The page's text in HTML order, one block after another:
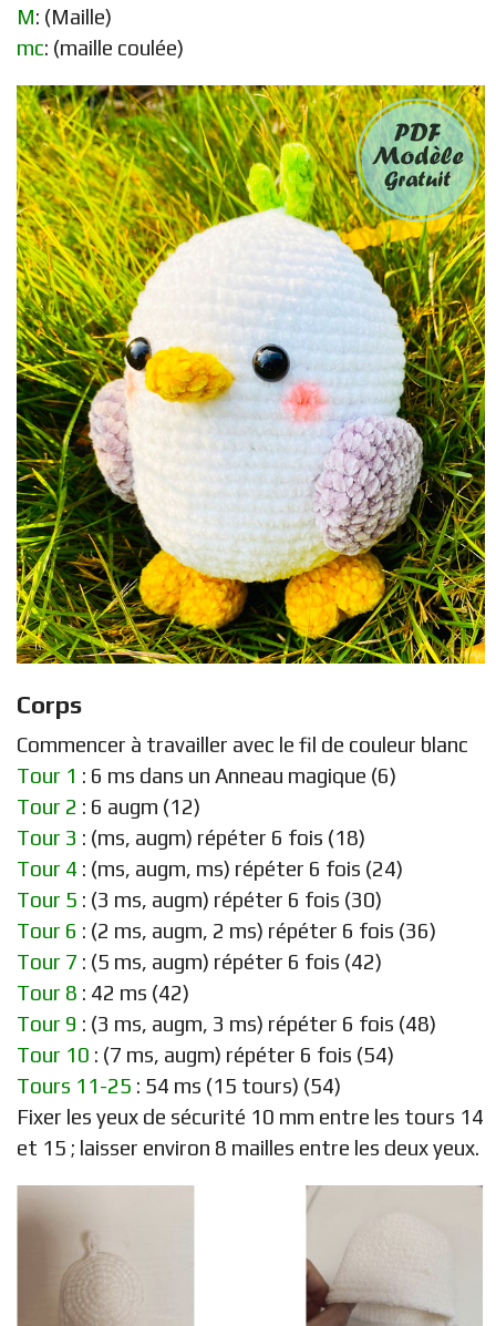
M: (Maille)
mc: (maille coulée)
Corps
Commencer à travailler avec le fil de couleur blanc
Tour 1 : 6 ms dans un Anneau magique (6)
Tour 2 : 6 augm (12)
Tour 3 : (ms, augm) répéter 6 fois (18)
Tour 4 : (ms, augm, ms) répéter 6 fois (24)
Tour 5 : (3 ms, augm) répéter 6 fois (30)
Tour 6 : (2 ms, augm, 2 ms) répéter 6 fois (36)
Tour 7 : (5 ms, augm) répéter 6 fois (42)
Tour 8 : 42 ms (42)
Tour 9 : (3 ms, augm, 3 ms) répéter 6 fois (48)
Tour 10 : (7 ms, augm) répéter 6 fois (54)
Tours 11-25 : 54 ms (15 tours) (54)
Fixer les yeux de sécurité 10 mm entre les tours 14
et 15 ; laisser environ 8 mailles entre les deux yeux.